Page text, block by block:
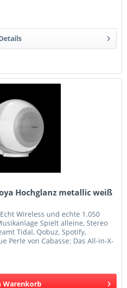
Hochglanz metallic weiß
Wireless und echte 1.050
Spielt alleine, Stereo
Tidal, Qobuz, Spotify,
Perle von Cabasse: Das All-in-X-
Warenkorb